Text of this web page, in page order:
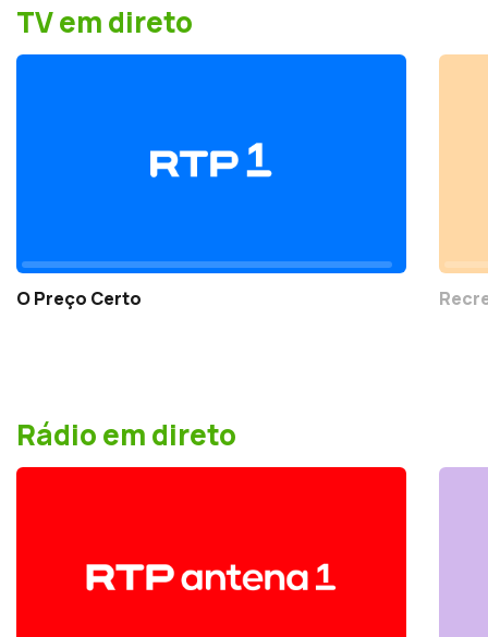
TV em direto
O Preço Certo
Rádio em direto